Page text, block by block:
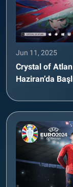
Jun 11, 2025
Crystal of
Haziran’da